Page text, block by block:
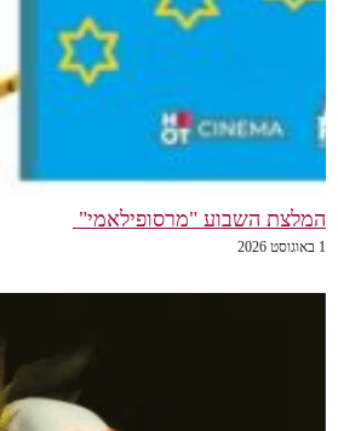
המלצת השבוע "מרסופילאמי"
1 באוגוסט 2026